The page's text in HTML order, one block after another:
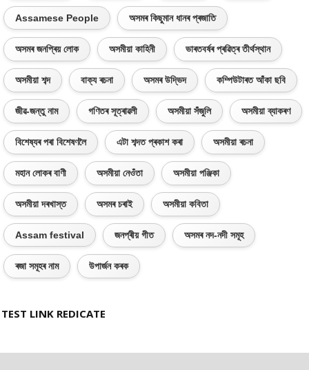
Assamese People অসমৰ কিছুমান ধানৰ প্ৰজাতি
অসমৰ জনপ্ৰিয় লোক অসমীয়া কাহিনী ভাৰতবৰ্ষৰ প্ৰৱিত্ৰ তীৰ্থস্থান
অসমীয়া শব্দ বাক্য ৰচনা অসমৰ উদ্ভিদ কম্পিউটাৰত আঁকা ছবি
জীৱ-জন্তু নাম গণিতৰ সূত্ৰাৱলী অসমীয়া সঁজুলি অসমীয়া ব্যাকৰণ
বিশেষ্যৰ পৰা বিশেষণলৈ এটা শব্দত প্ৰকাশ কৰা অসমীয়া ৰচনা
মহান লোকৰ বাণী অসমীয়া নেওঁতা অসমীয়া পঞ্জিকা
অসমীয়া দৰখাস্ত অসমৰ চৰাই অসমীয়া কবিতা
Assam festival জনপ্ৰীয় গীত অসমৰ নদ-নদী সমূহ
ৰজা সমূহৰ নাম উপাৰ্জন কৰক
TEST LINK REDICATE